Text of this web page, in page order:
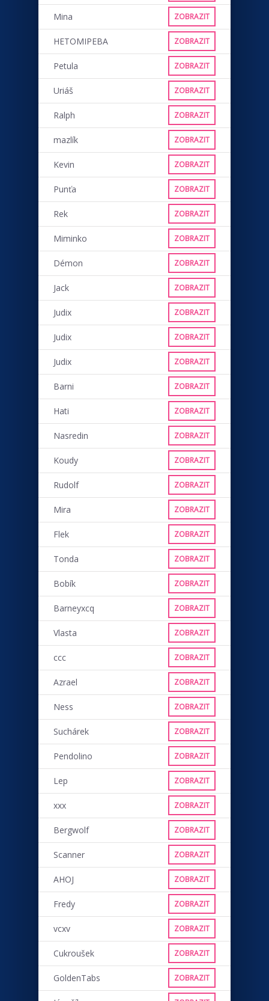
Mina ZOBRAZIT
HETOMIPEBA ZOBRAZIT
Petula ZOBRAZIT
Uriáš ZOBRAZIT
Ralph ZOBRAZIT
mazlík ZOBRAZIT
Kevin ZOBRAZIT
Punťa ZOBRAZIT
Rek ZOBRAZIT
Miminko ZOBRAZIT
Démon ZOBRAZIT
Jack ZOBRAZIT
Judix ZOBRAZIT
Judix ZOBRAZIT
Judix ZOBRAZIT
Barni ZOBRAZIT
Hati ZOBRAZIT
Nasredin ZOBRAZIT
Koudy ZOBRAZIT
Rudolf ZOBRAZIT
Mira ZOBRAZIT
Flek ZOBRAZIT
Tonda ZOBRAZIT
Bobík ZOBRAZIT
Barneyxcq ZOBRAZIT
Vlasta ZOBRAZIT
ccc ZOBRAZIT
Azrael ZOBRAZIT
Ness ZOBRAZIT
Suchárek ZOBRAZIT
Pendolino ZOBRAZIT
Lep ZOBRAZIT
xxx ZOBRAZIT
Bergwolf ZOBRAZIT
Scanner ZOBRAZIT
AHOJ ZOBRAZIT
Fredy ZOBRAZIT
vcxv ZOBRAZIT
Cukroušek ZOBRAZIT
GoldenTabs ZOBRAZIT